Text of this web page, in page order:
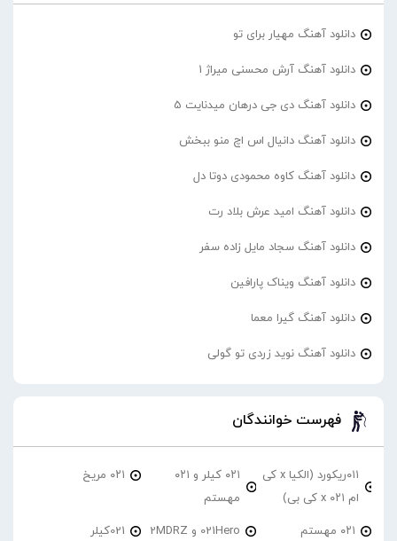
دانلود آهنگ مهیار برای تو
دانلود آهنگ آرش محسنی میراژ 1
دانلود آهنگ دی جی درهان میدنایت 5
دانلود آهنگ دانیال اس اچ منو ببخش
دانلود آهنگ کاوه محمودی دوتا دل
دانلود آهنگ امید عرش بلاد رت
دانلود آهنگ سجاد مایل زاده سفر
دانلود آهنگ ویناک پارافین
دانلود آهنگ گیرا معما
دانلود آهنگ نوید زردی تو گولی
فهرست خوانندگان
۰۱۱ریکورد (الکیا x کی
ام ۰۲۱ x کی بی)
۰۲۱ کیلر و ۰۲۱
مهستم
۰۲۱ مریخ
۰۲۱ مهستم 021Hero و 2MDRZ 021کیلر